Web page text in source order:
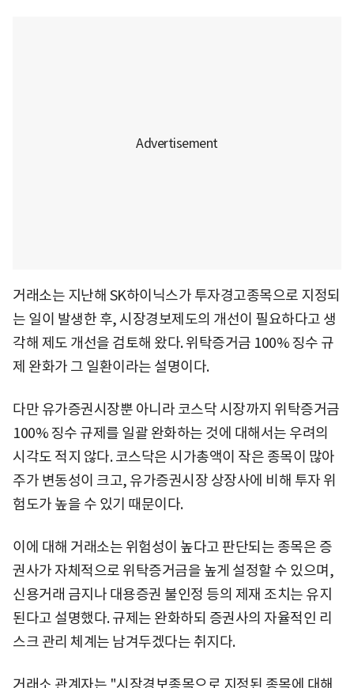
거래소는 지난해 SK하이닉스가 투자경고종목으로 지정되
는 일이 발생한 후, 시장경보제도의 개선이 필요하다고 생
각해 제도 개선을 검토해 왔다. 위탁증거금 100% 징수 규
제 완화가 그 일환이라는 설명이다.
다만 유가증권시장뿐 아니라 코스닥 시장까지 위탁증거금
100% 징수 규제를 일괄 완화하는 것에 대해서는 우려의
시각도 적지 않다. 코스닥은 시가총액이 작은 종목이 많아
주가 변동성이 크고, 유가증권시장 상장사에 비해 투자 위
험도가 높을 수 있기 때문이다.
이에 대해 거래소는 위험성이 높다고 판단되는 종목은 증
권사가 자체적으로 위탁증거금을 높게 설정할 수 있으며,
신용거래 금지나 대용증권 불인정 등의 제재 조치는 유지
된다고 설명했다. 규제는 완화하되 증권사의 자율적인 리
스크 관리 체계는 남겨두겠다는 취지다.